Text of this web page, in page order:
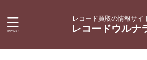
レコード買取の情報サイ
レコードウルナ